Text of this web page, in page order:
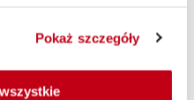
Pokaż szczegóły
zmienić kaloryczność